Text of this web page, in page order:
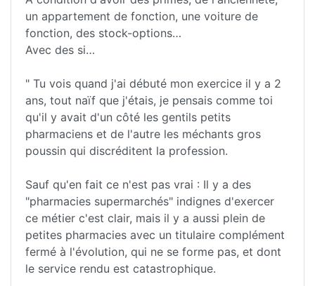
un appartement de fonction, une voiture de
fonction, des stock-options…
Avec des si…
" Tu vois quand j'ai débuté mon exercice il y a 2
ans, tout naïf que j'étais, je pensais comme toi
qu'il y avait d'un côté les gentils petits
pharmaciens et de l'autre les méchants gros
poussin qui discréditent la profession.
Sauf qu'en fait ce n'est pas vrai : Il y a des
"pharmacies supermarchés" indignes d'exercer
ce métier c'est clair, mais il y a aussi plein de
petites pharmacies avec un titulaire complément
fermé à l'évolution, qui ne se forme pas, et dont
le service rendu est catastrophique.